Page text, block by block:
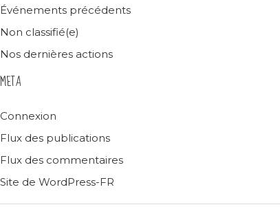
Événements précédents
Non classifié(e)
Nos dernières actions
META
Connexion
Flux des publications
Flux des commentaires
Site de WordPress-FR